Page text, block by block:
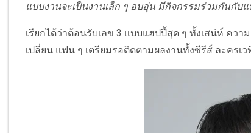
แบบงานจะเป็นงานเล็ก ๆ อบอุ่น มีกิจกรรมร่วมกันกับ
เรียกได้ว่าต้อนรับเลข 3 แบบแฮปปี้สุด ๆ ทั้งเสน่ห์ คว
เปลี่ยน แฟน ๆ เตรียมรอติดตามผลงานทั้งซีรีส์ ละครเ